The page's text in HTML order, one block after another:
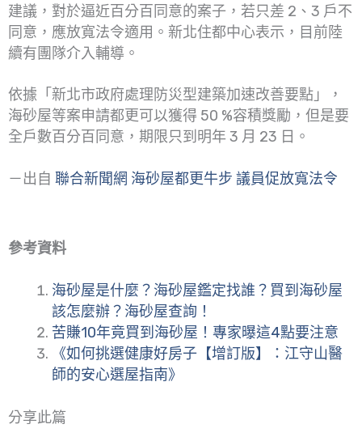
建議，對於逼近百分百同意的案子，若只差 2、3 戶不
同意，應放寬法令適用。新北住都中心表示，目前陸
續有團隊介入輔導。
依據「新北市政府處理防災型建築加速改善要點」，
海砂屋等案申請都更可以獲得 50 %容積獎勵，但是要
全戶數百分百同意，期限只到明年 3 月 23 日。
－出自 聯合新聞網 海砂屋都更牛步 議員促放寬法令
參考資料
海砂屋是什麼？海砂屋鑑定找誰？買到海砂屋
該怎麼辦？海砂屋查詢！
苦賺10年竟買到海砂屋！專家曝這4點要注意
《如何挑選健康好房子【增訂版】：江守山醫
師的安心選屋指南》
分享此篇